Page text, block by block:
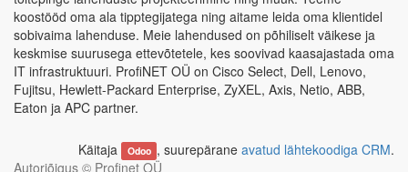
koostööd oma ala tipptegijatega ning aitame leida oma klientidel
sobivaima lahenduse. Meie lahendused on põhiliselt väikese ja
keskmise suurusega ettevõtetele, kes soovivad kaasajastada oma
IT infrastruktuuri. ProfiNET OÜ on Cisco Select, Dell, Lenovo,
Fujitsu, Hewlett-Packard Enterprise, ZyXEL, Axis, Netio, ABB,
Eaton ja APC partner.
Käitaja Odoo , suurepärane avatud lähtekoodiga CRM.
Autoriõigus © Profinet OÜ